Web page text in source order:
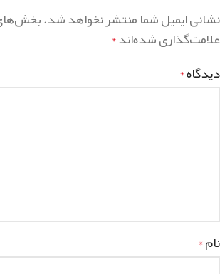
نشانی ایمیل شما منتشر نخواهد شد.
علامت‌گذاری شده‌اند*
دیدگاه*
نام*